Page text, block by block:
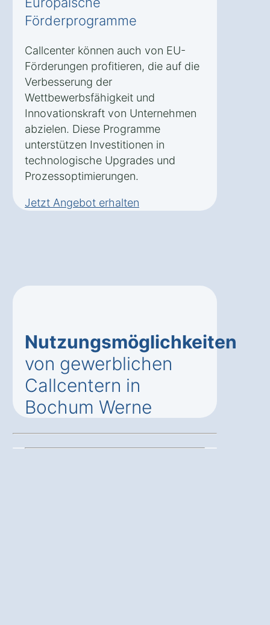
Förderprogramme
Callcenter können auch von EU-
Förderungen profitieren, die auf die
Verbesserung der
Wettbewerbsfähigkeit und
Innovationskraft von Unternehmen
abzielen. Diese Programme
unterstützen Investitionen in
technologische Upgrades und
Prozessoptimierungen.
Jetzt Angebot erhalten
Nutzungsmöglichkeiten
von gewerblichen
Callcentern in
Bochum Werne